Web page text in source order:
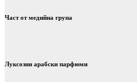
Част от медийна група
Луксозни арабски парфюми